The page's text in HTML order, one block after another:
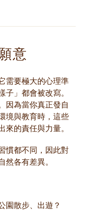
意
需要極大的心理準
」都會被改寫。
因為當你真正發自
境與教育時，這些
的責任與力量。
慣都不同，因此對
各有差異。
園散步、出遊？